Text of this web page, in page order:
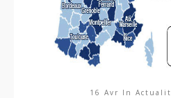
16 Avr In